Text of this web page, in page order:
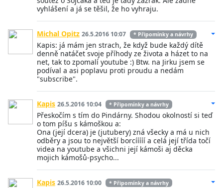
vyhlášení a já se těšil, že ho vyhraju.
Michal Opitz 26.5.2016 10:07 * Připomínky a návrhy
Kapis: já mám jen strach, že když bude každý dítě
denně natáčet svoje příhody ze života a házet to na
net, tak to zpomalí youtube :) Btw. na Jirku jsem se
podíval a asi poplavu proti proudu a nedám
"subscribe".
Kapis 26.5.2016 10:04 * Připomínky a návrhy
Přeskočím s tím do Pindárny. Shodou okolností si teď
o tom píšu s kámoškou a:
Ona (její dcera) je (jutubery) zná všecky a má u nich
odběry a jsou to největší borcííííí a celá její třída točí
videa na youtube a všichni její kámoši aj děcka
mojich kámošů-psycho...
Kapis 26.5.2016 10:00 * Připomínky a návrhy